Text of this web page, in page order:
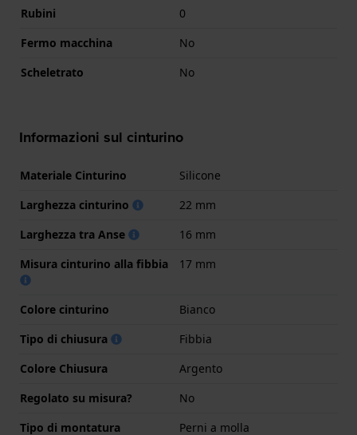
Rubini
0
Fermo macchina
No
Scheletrato
No
Informazioni sul cinturino
Materiale Cinturino
Silicone
Larghezza cinturino
22 mm
Larghezza tra Anse
16 mm
Misura cinturino alla fibbia
17 mm
Colore cinturino
Bianco
Tipo di chiusura
Fibbia
Colore Chiusura
Argento
Regolato su misura?
No
Tipo di montatura
Perni a molla